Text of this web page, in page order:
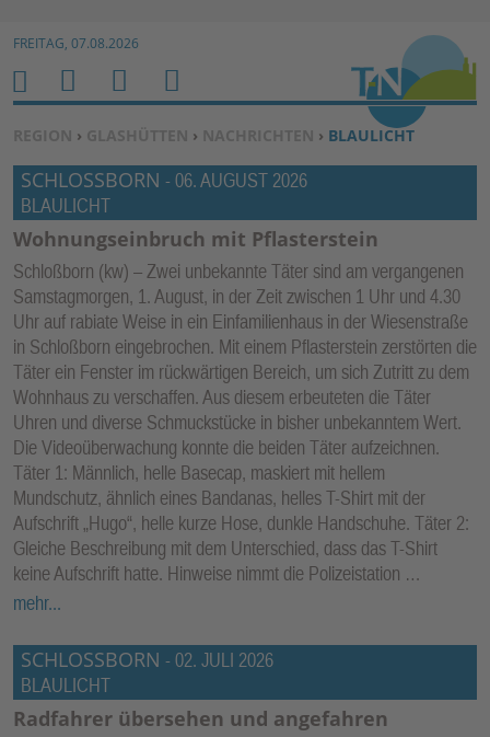
Zum Inhalt springen ↓
FREITAG, 07.08.2026
SIE BEFINDEN SICH HIER:
REGION › GLASHÜTTEN › NACHRICHTEN › BLAULICHT
SCHLOSSBORN - 06. AUGUST 2026
BLAULICHT
Wohnungseinbruch mit Pflasterstein
Schloßborn (kw) – Zwei unbekannte Täter sind am vergangenen
Samstagmorgen, 1. August, in der Zeit zwischen 1 Uhr und 4.30
Uhr auf rabiate Weise in ein Einfamilienhaus in der Wiesenstraße
in Schloßborn eingebrochen. Mit einem Pflasterstein zerstörten die
Täter ein Fenster im rückwärtigen Bereich, um sich Zutritt zu dem
Wohnhaus zu verschaffen. Aus diesem erbeuteten die Täter
Uhren und diverse Schmuckstücke in bisher unbekanntem Wert.
Die Videoüberwachung konnte die beiden Täter aufzeichnen.
Täter 1: Männlich, helle Basecap, maskiert mit hellem
Mundschutz, ähnlich eines Bandanas, helles T-Shirt mit der
Aufschrift „Hugo“, helle kurze Hose, dunkle Handschuhe. Täter 2:
Gleiche Beschreibung mit dem Unterschied, dass das T-Shirt
keine Aufschrift hatte. Hinweise nimmt die Polizeistation …
mehr...
SCHLOSSBORN - 02. JULI 2026
BLAULICHT
Radfahrer übersehen und angefahren
H
O
M
E
M
E
N
U
S
U
C
H
E
N
B
E
N
U
T
Z
E
R
F
U
N
K
TI
O
N
E
N